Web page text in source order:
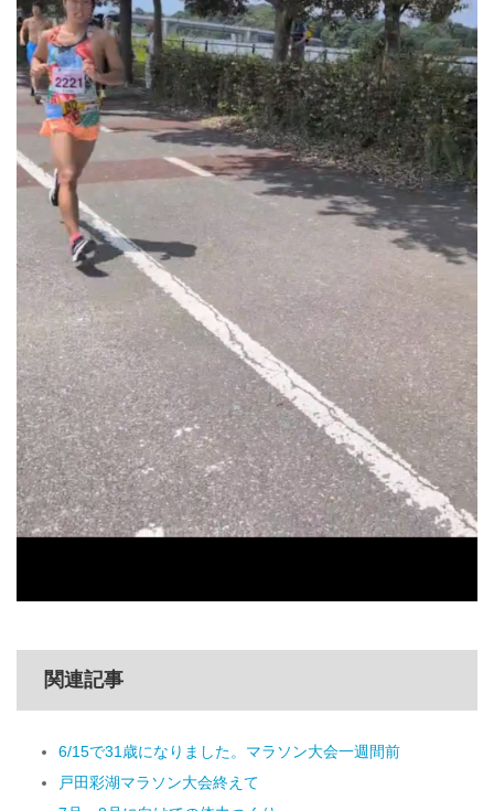
関連記事
6/15で31歳になりました。マラソン大会一週間前
戸田彩湖マラソン大会終えて